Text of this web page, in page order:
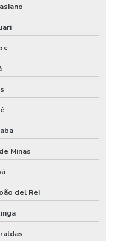
Minas
del Rei